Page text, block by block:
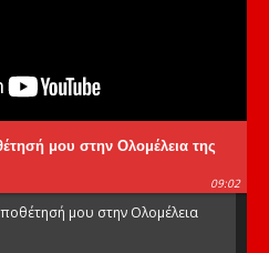
μου στην Ολομέλεια της
09:02
μου στην Ολομέλεια